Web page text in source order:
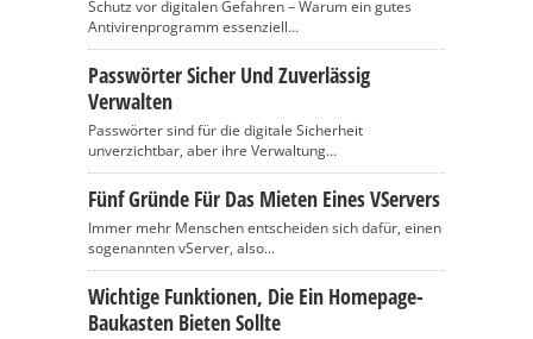
Schutz vor digitalen Gefahren – Warum ein gutes
Antivirenprogramm essenziell...
Passwörter Sicher Und Zuverlässig
Verwalten
Passwörter sind für die digitale Sicherheit
unverzichtbar, aber ihre Verwaltung...
Fünf Gründe Für Das Mieten Eines VServers
Immer mehr Menschen entscheiden sich dafür, einen
sogenannten vServer, also...
Wichtige Funktionen, Die Ein Homepage-
Baukasten Bieten Sollte